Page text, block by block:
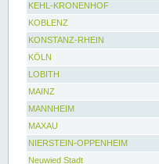
KEHL-KRONENHOF
KOBLENZ
KONSTANZ-RHEIN
KÖLN
LOBITH
MAINZ
MANNHEIM
MAXAU
NIERSTEIN-OPPENHEIM
Neuwied Stadt